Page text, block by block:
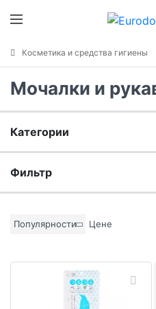
Косметика и средства гигиены
Мочалки и
Категории
Мочалки массажные
Фильтр
Популярности Цене